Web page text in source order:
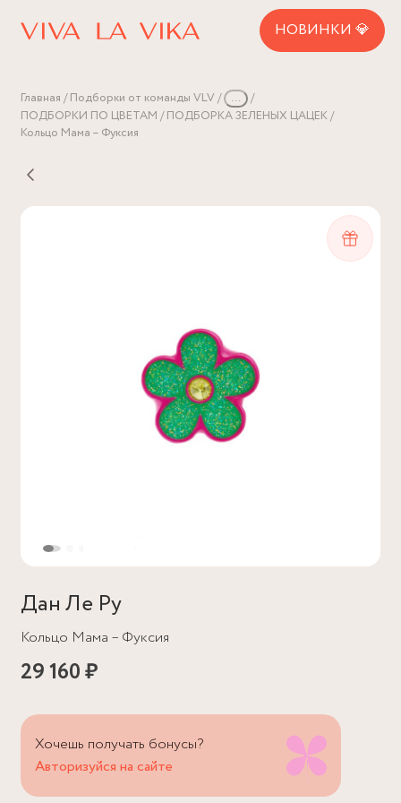
НОВИНКИ 💎
Главная Подборки от команды VLV
...
ПОДБОРКИ ПО ЦВЕТАМ
ПОДБОРКА ЗЕЛЕНЫХ ЦАЦЕК
Кольцо Мама – Фуксия
Дан Ле Ру
Кольцо Мама – Фуксия
29 160 ₽
Хочешь получать бонусы?
Авторизуйся на сайте